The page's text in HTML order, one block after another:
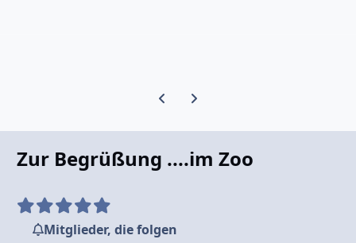
Vorherige Karussell-Folie
Nächste Karussell-Folie
Zur Begrüßung ....im Zoo
Mitglieder, die folgen